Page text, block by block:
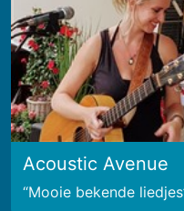
Acoustic Avenue
Mooie bekende liedjes